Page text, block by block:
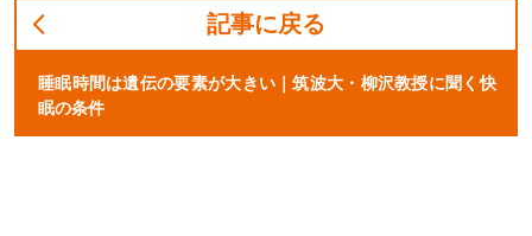
記事に戻る
睡眠時間は遺伝の要素が大きい｜筑波大・柳沢教授に聞く快
眠の条件